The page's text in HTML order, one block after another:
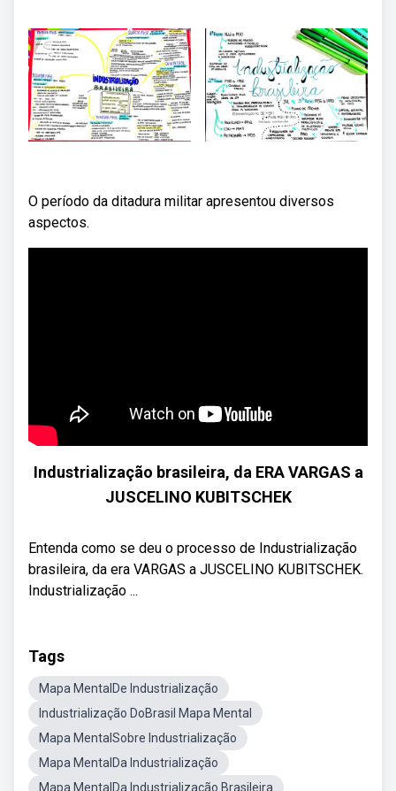
O período da ditadura militar apresentou diversos
aspectos.
Industrialização brasileira, da ERA VARGAS a
JUSCELINO KUBITSCHEK
Entenda como se deu o processo de Industrialização
brasileira, da era VARGAS a JUSCELINO KUBITSCHEK.
Industrialização ...
Tags
Mapa MentalDe Industrialização
Industrialização DoBrasil Mapa Mental
Mapa MentalSobre Industrialização
Mapa MentalDa Industrialização
Mapa MentalDa Industrialização Brasileira